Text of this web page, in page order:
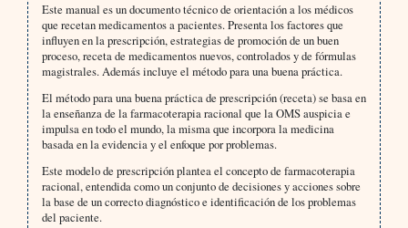
Este manual es un documento técnico de orientación a los médicos
que recetan medicamentos a pacientes. Presenta los factores que
influyen en la prescripción, estrategias de promoción de un buen
proceso, receta de medicamentos nuevos, controlados y de fórmulas
magistrales. Además incluye el método para una buena práctica.
El método para una buena práctica de prescripción (receta) se basa en
la enseñanza de la farmacoterapia racional que la OMS auspicia e
impulsa en todo el mundo, la misma que incorpora la medicina
basada en la evidencia y el enfoque por problemas.
Este modelo de prescripción plantea el concepto de farmacoterapia
racional, entendida como un conjunto de decisiones y acciones sobre
la base de un correcto diagnóstico e identificación de los problemas
del paciente.